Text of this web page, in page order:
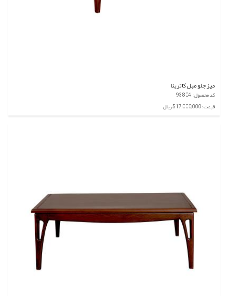
میز جلو مبل کاترینا
کد محصول: 93804
قیمت: 517,000,000 ریال